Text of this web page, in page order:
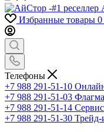
Избранные товары 0
Телефоны
+7 988 291-51-10
+7 988 291-51-03
+7 988 291-51-14
+7 988 291-51-30 Трейд-